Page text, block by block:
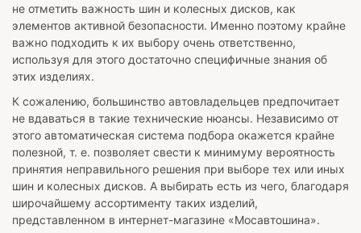
не отметить важность шин и колесных дисков, как
элементов активной безопасности. Именно поэтому крайне
важно подходить к их выбору очень ответственно,
используя для этого достаточно специфичные знания об
этих изделиях.
К сожалению, большинство автовладельцев предпочитает
не вдаваться в такие технические нюансы. Независимо от
этого автоматическая система подбора окажется крайне
полезной, т. е. позволяет свести к минимуму вероятность
принятия неправильного решения при выборе тех или иных
шин и колесных дисков. А выбирать есть из чего, благодаря
широчайшему ассортименту таких изделий,
представленном в интернет-магазине «Мосавтошина».